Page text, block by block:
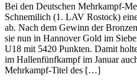
Bei den Deutschen Mehrkampf-
Schnemilich (1. LAV Rostock)
ab. Nach dem Gewinn der
sie nun in Hannover Gold im
U18 mit 5420 Punkten. Damit
im Hallenfünfkampf im Januar
Mehrkampf-Titel des […]